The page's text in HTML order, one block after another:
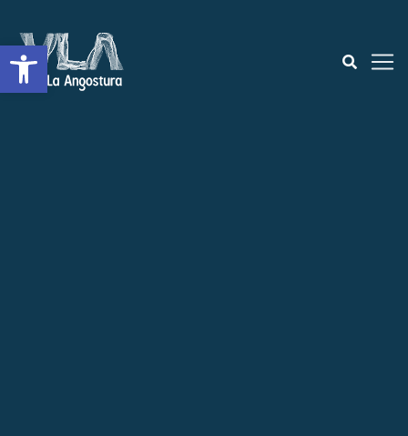
Abrir a barra de ferramentas